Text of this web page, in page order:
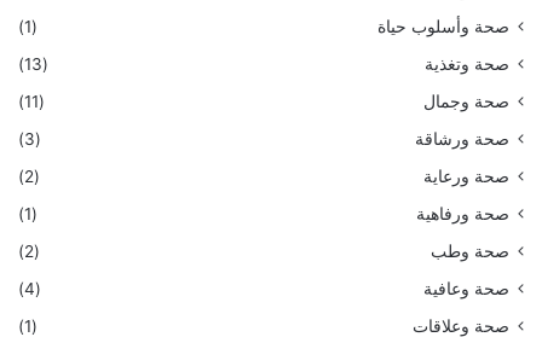
صحة وأسلوب حياة
(1)
صحة وتغذية
(13)
صحة وجمال
(11)
صحة ورشاقة
(3)
صحة ورعاية
(2)
صحة ورفاهية
(1)
صحة وطب
(2)
صحة وعافية
(4)
صحة وعلاقات
(1)